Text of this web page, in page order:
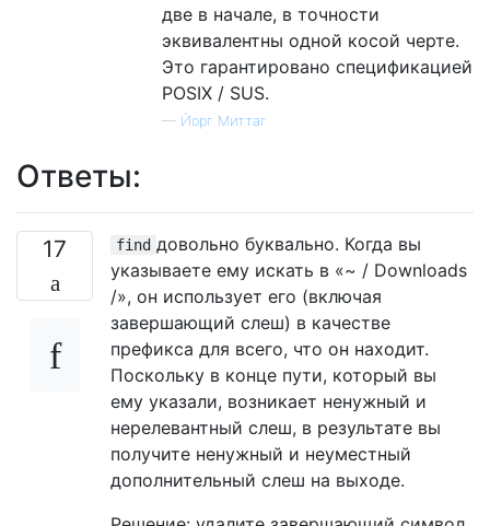
две в начале, в точности
эквивалентны одной косой черте.
Это гарантировано спецификацией
POSIX / SUS.
— Йорг Миттаг
Ответы:
17 find довольно буквально. Когда вы
указываете ему искать в «~ / Downloads
/», он использует его (включая
завершающий слеш) в качестве
префикса для всего, что он находит.
Поскольку в конце пути, который вы
ему указали, возникает ненужный и
нерелевантный слеш, в результате вы
получите ненужный и неуместный
дополнительный слеш на выходе.